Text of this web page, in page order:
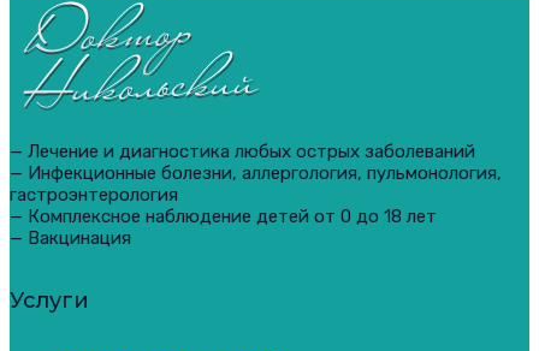
— Лечение и диагностика любых острых заболеваний
— Инфекционные болезни, аллергология, пульмонология,
гастроэнтерология
— Комплексное наблюдение детей от 0 до 18 лет
— Вакцинация
Услуги